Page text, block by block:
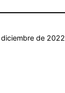
diciembre de 2022